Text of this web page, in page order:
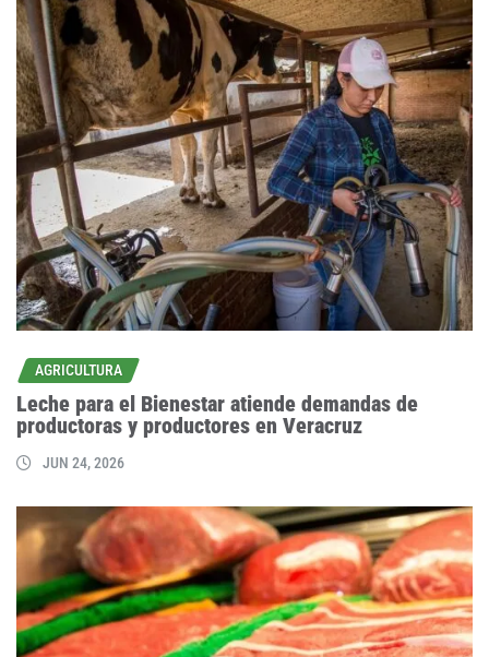
AGRICULTURA
Leche para el Bienestar atiende demandas de
productoras y productores en Veracruz
JUN 24, 2026